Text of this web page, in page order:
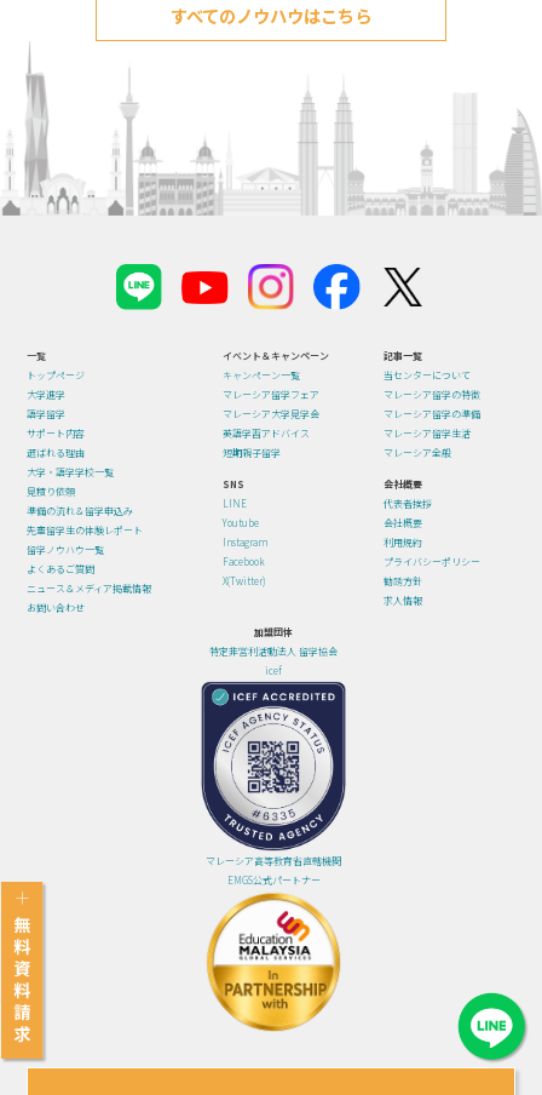
すべてのノウハウはこちら
一覧
トップページ
大学進学
語学留学
サポート内容
選ばれる理由
大学・語学学校一覧
見積り依頼
準備の流れ＆留学申込み
先輩留学生の体験レポート
留学ノウハウ一覧
よくあるご質問
ニュース＆メディア掲載情報
お問い合わせ
イベント＆キャンペーン
キャンペーン一覧
マレーシア留学フェア
マレーシア大学見学会
英語学習アドバイス
短期親子留学
記事一覧
当センターについて
マレーシア留学の特徴
マレーシア留学の準備
マレーシア留学生活
マレーシア全般
SNS
LINE
Youtube
Instagram
Facebook
X(Twitter)
会社概要
代表者挨拶
会社概要
利用規約
プライバシーポリシー
勧誘方針
求人情報
加盟団体
特定非営利活動法人 留学協会
icef
マレーシア高等教育省直轄機関
EMGS公式パートナー